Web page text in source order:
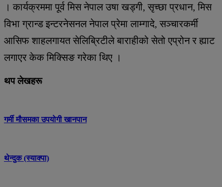
। कार्यक्रममा पूर्व मिस नेपाल उषा खड्गी, सृच्छा प्रधान, मिस
विभा ग्रान्ड इन्टरनेसनल नेपाल प्रेमा लाम्गादे, सञ्चारकर्मी
आसिफ शाहलगायत सेलिब्रिटीले बाराहीको सेतो एप्रोन र ह्याट
लगाएर केक मिक्सिङ गरेका थिए ।
थप लेखहरू
गर्मी मौसमका उपयोगी खानपान
थेन्दुक (स्याक्पा)